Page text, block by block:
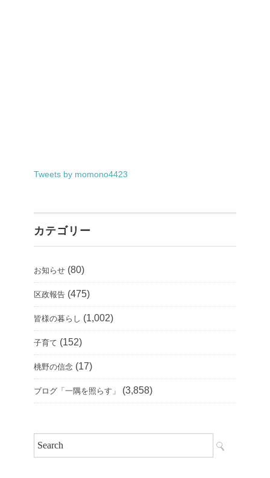
Tweets by momono4423
カテゴリー
お知らせ (80)
区政報告 (475)
皆様の暮らし (1,002)
子育て (152)
桃野の信念 (17)
ブログ「一隅を照らす」 (3,858)